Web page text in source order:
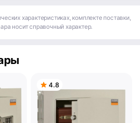
характеристиках, комплекте поставки,
носит справочный характер.
4.8